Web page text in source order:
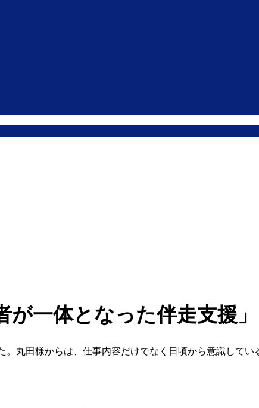
一体となった伴走支援」
丸田様からは、仕事内容だけでなく日頃から意識してい